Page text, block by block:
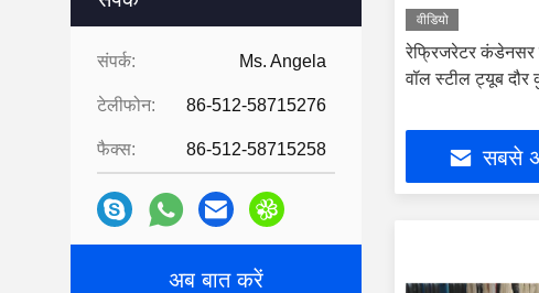
संपर्क: Ms. Angela
टेलीफोन: 86-512-58715276
फैक्स: 86-512-58715258
अब बात करें
वीडियो
रेफ्रिजरेटर कंडेनसर
वॉल स्टील ट्यूब
सबसे